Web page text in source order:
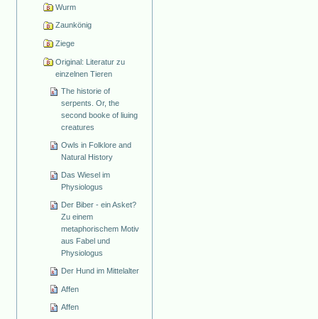
Wurm
Zaunkönig
Ziege
Original: Literatur zu
einzelnen Tieren
The historie of
serpents. Or, the
second booke of liuing
creatures
Owls in Folklore and
Natural History
Das Wiesel im
Physiologus
Der Biber - ein Asket?
Zu einem
metaphorischem Motiv
aus Fabel und
Physiologus
Der Hund im Mittelalter
Affen
Affen